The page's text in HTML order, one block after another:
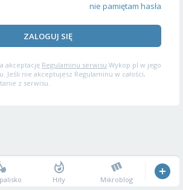
nie pamiętam hasła
ZALOGUJ SIĘ
akceptację Regulaminu serwisu Wykop.pl w jego
Jeśli nie akceptujesz Regulaminu w całości,
z serwisu.
Hity Mikroblog